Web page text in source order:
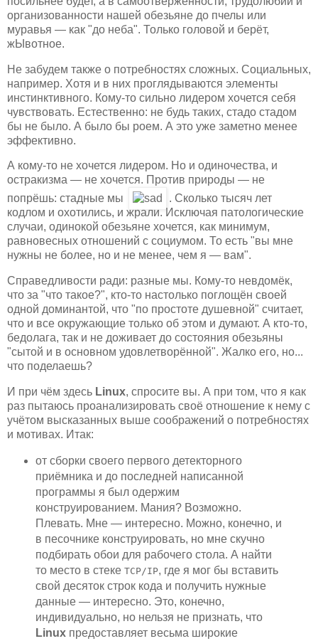
организованности нашей обезьяне до пчелы или
муравья — как "до неба". Только головой и берёт,
жЫвотное.
Не забудем также о потребностях сложных. Социальных,
например. Хотя и в них проглядываются элементы
инстинктивного. Кому-то сильно лидером хочется себя
чувствовать. Естественно: не будь таких, стадо стадом
бы не было. А было бы роем. А это уже заметно менее
эффективно.
А кому-то не хочется лидером. Но и одиночества, и
остракизма — не хочется. Против природы — не
попрёшь: стадные мы
. Сколько тысяч лет
кодлом и охотились, и жрали. Исключая патологические
случаи, одинокой обезьяне хочется, как минимум,
равновесных отношений с социумом. То есть "вы мне
нужны не более, но и не менее, чем я — вам".
Справедливости ради: разные мы. Кому-то невдомёк,
что за "что такое?", кто-то настолько поглощён своей
одной доминантой, что "по простоте душевной" считает,
что и все окружающие только об этом и думают. А кто-то,
бедолага, так и не доживает до состояния обезьяны
"сытой и в основном удовлетворённой". Жалко его, но...
что поделаешь?
И при чём здесь Linux, спросите вы. А при том, что я как
раз пытаюсь проанализировать своё отношение к нему с
учётом высказанных выше соображений о потребностях
и мотивах. Итак:
от сборки своего первого детекторного
приёмника и до последней написанной
программы я был одержим
конструированием. Мания? Возможно.
Плевать. Мне — интересно. Можно, конечно, и
в песочнике конструировать, но мне скучно
подбирать обои для рабочего стола. А найти
то место в стеке TCP/IP, где я мог бы вставить
свой десяток строк кода и получить нужные
данные — интересно. Это, конечно,
индивидуально, но нельзя не признать, что
Linuxпредоставляет весьма широкие